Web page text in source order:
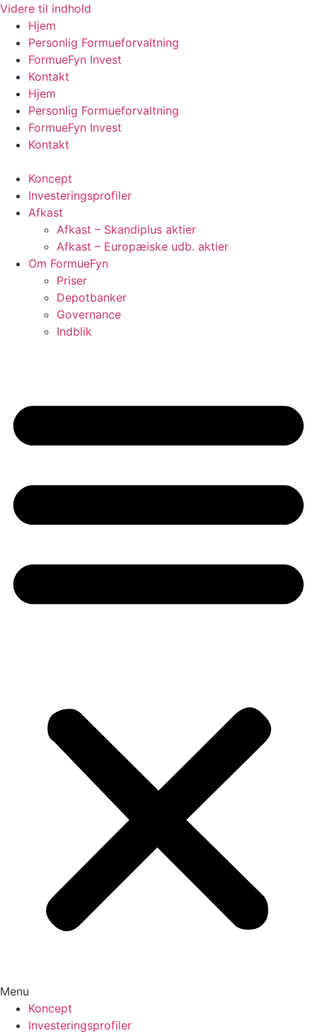
Videre til indhold
Hjem
Personlig Formueforvaltning
FormueFyn Invest
Kontakt
Hjem
Personlig Formueforvaltning
FormueFyn Invest
Kontakt
Koncept
Investeringsprofiler
Afkast
Afkast – Skandiplus aktier
Afkast – Europæiske udb. aktier
Om FormueFyn
Priser
Depotbanker
Governance
Indblik
Menu
Koncept
Investeringsprofiler